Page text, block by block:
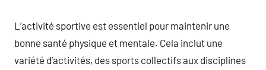
L’activité sportive est essentiel pour maintenir une
bonne santé physique et mentale. Cela inclut une
variété d’activités, des sports collectifs aux disciplines